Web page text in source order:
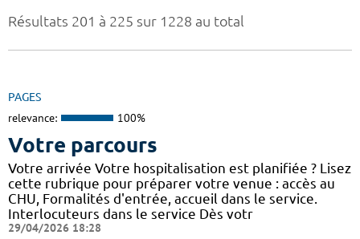
Résultats 201 à 225 sur 1228 au total
PAGES
relevance: 100%
Votre parcours
Votre arrivée Votre hospitalisation est planifiée ? Lisez
cette rubrique pour préparer votre venue : accès au
CHU, Formalités d'entrée, accueil dans le service.
Interlocuteurs dans le service Dès votr
29/04/2026 18:28